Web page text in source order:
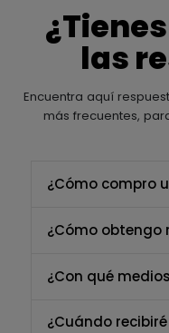
las
Encuentra aquí
más frecuentes,
¿Cómo compro
¿Cómo obtengo
¿Con qué
¿Cuándo